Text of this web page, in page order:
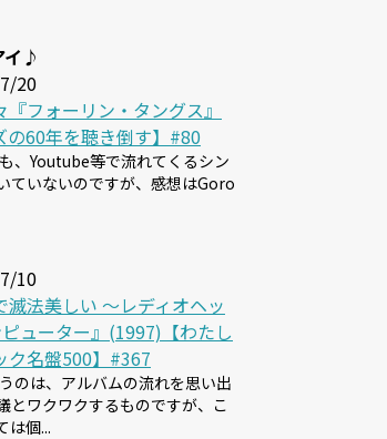
イ♪
20
フォーリン・タングス』
の60年を聴き倒す】#80
、Youtube等で流れてくるシン
ていないのですが、感想はGoro
10
滅法美しい 〜レディオヘッ
ューター』(1997)【わたし
ク名盤500】#367
のは、アルバムの流れを思い出
とワクワクするものですが、こ
は個...